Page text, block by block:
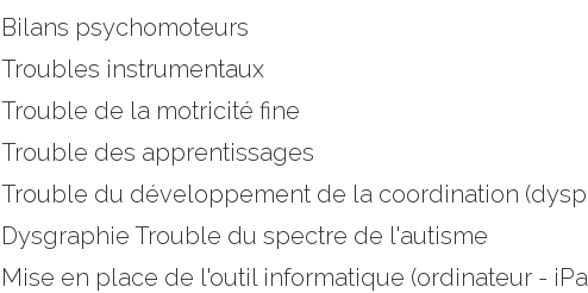
Bilans psychomoteurs
Troubles instrumentaux
Trouble de la motricité fine
Trouble des apprentissages
Trouble du développement de la coordination
Dysgraphie Trouble du spectre de l'autisme
Mise en place de l'outil informatique (ordinateur -